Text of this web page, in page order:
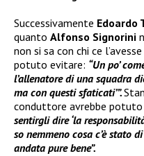
Successivamente Edoardo
quanto Alfonso Signorini
non si sa con chi ce
potuto evitare: “Un po’
l’allenatore di una squadra
ma con questi sfaticati’”.
conduttore avrebbe potuto
sentirgli dire ‘la
so nemmeno cosa c’è stato
andata pure bene”.